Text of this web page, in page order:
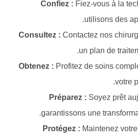
Confiez : Fiez-vous à la
utilisons des
Consultez : Contactez nos
un plan de
Obtenez : Profitez de soins
votre
Préparez : Soyez prêt
garantissons une
Protégez : Maintenez